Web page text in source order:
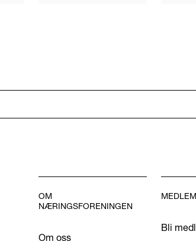
OM
NÆRINGSFORENINGEN
Om oss
MEDLEM
Bli